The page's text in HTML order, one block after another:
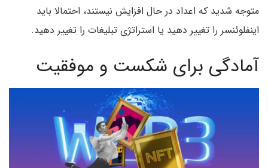
متوجه شدید که اعداد در حال افزایش نیستند، احتمالا باید
اینفلوئنسر را تغییر دهید یا استراتژی تبلیغات را تغییر دهید.
آمادگی برای شکست و موفقیت